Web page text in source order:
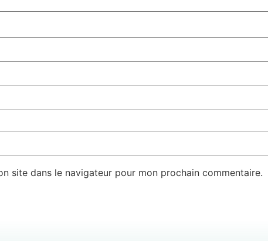
site dans le navigateur pour mon prochain commentaire.